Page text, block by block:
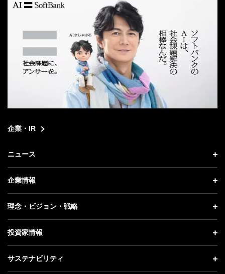
企業・IR
ニュース
ニュース トップ
プレスリリース
更新情報
記者説明会
企業情報
企業情報 トップ
社長メッセージ
事業紹介
理念・ビジョン・戦略
理念・ビジョン・戦略 トップ
成長戦略「Activate AI for Society」
投資家情報
投資家情報 トップ
サステナビリティ